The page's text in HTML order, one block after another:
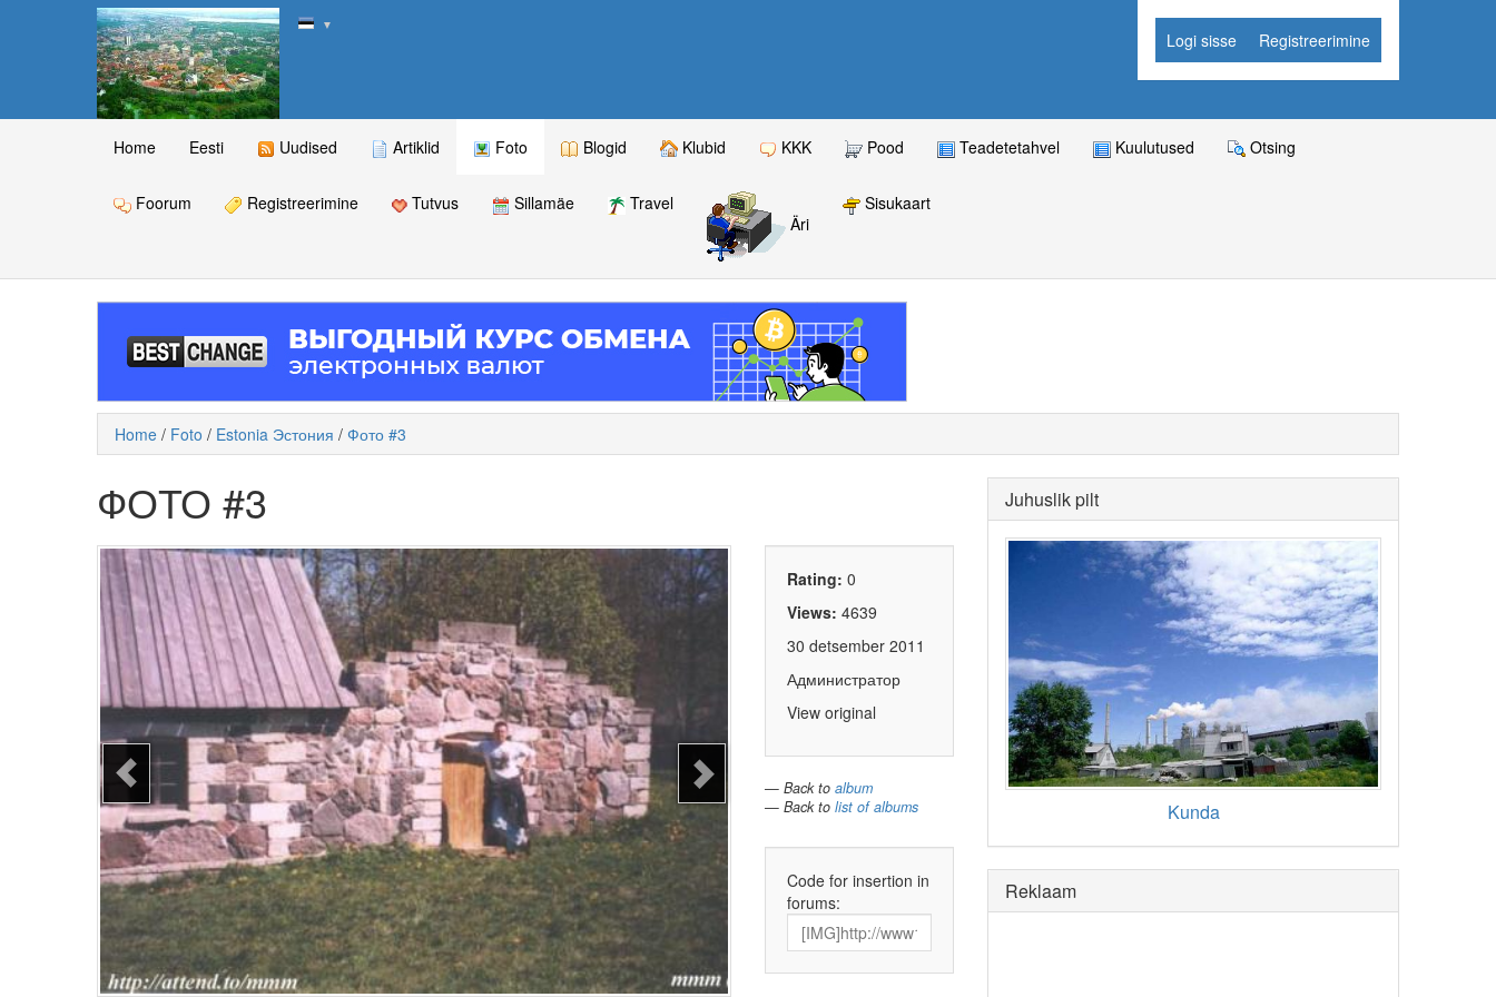
▼
Logi sisse Registreerimine
Home Eesti Uudised Artiklid Foto Blogid Klubid KKK Pood Teadetetahvel Kuulutused Otsing
Foorum Registreerimine Tutvus Sillamäe
Travel
Äri
Sisukaart
Home / Foto / Estonia Эстония / Фото #3
ФОТО #3
Rating: 0
Views: 4639
30 detsember 2011
Администратор
View original
— Back to album
— Back to list of albums
Code for insertion in
forums:
Juhuslik pilt
Kunda
Reklaam